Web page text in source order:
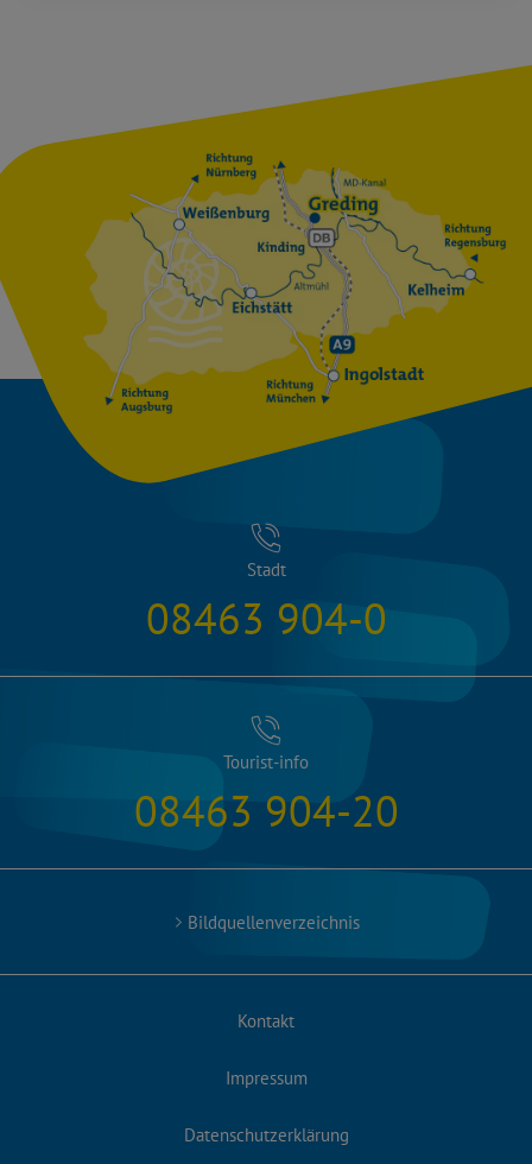
Stadt
08463 904-0
Tourist-info
08463 904-20
Bildquellenverzeichnis
Kontakt
Impressum
Datenschutzerklärung